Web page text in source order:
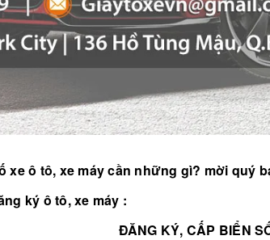
xe ô tô, xe máy cần những gì? mời quý
ký ô tô, xe máy :
ĐĂNG KÝ, CẤP BIỂN